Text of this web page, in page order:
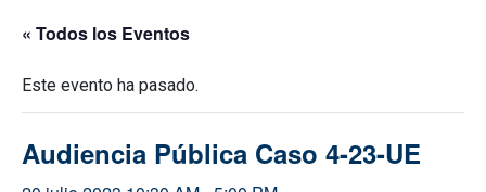
« Todos los Eventos
Este evento ha pasado.
Audiencia Pública Caso 4-23-UE